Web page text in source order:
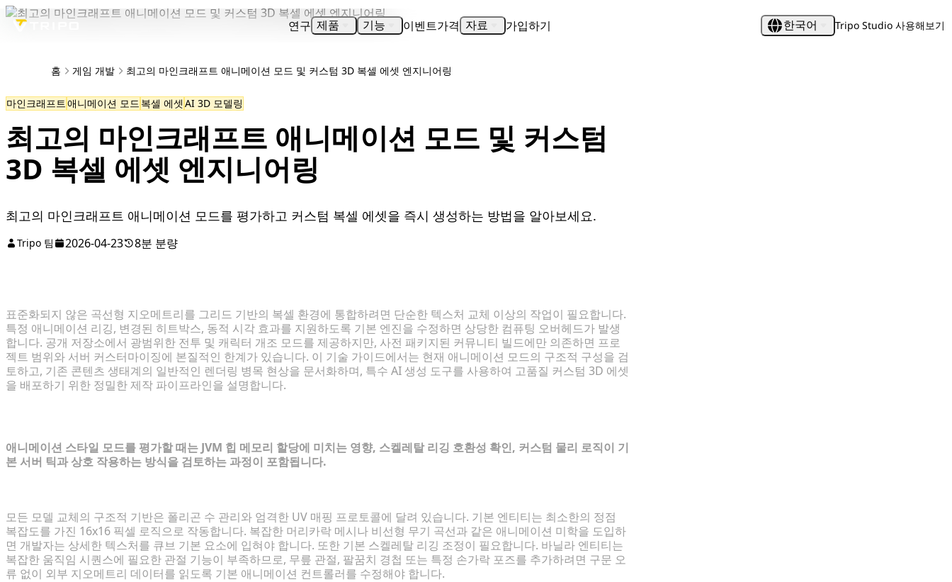
연구 제품 기능 이벤트가격 자료 가입하기 한국어 Tripo Studio 사용해보기
홈 게임 개발 최고의 마인크래프트 애니메이션 모드 및 커스텀 3D 복셀 에셋 엔지니어링
마인크래프트애니메이션 모드 복셀 에셋 AI 3D 모델링
최고의 마인크래프트 애니메이션 모드 및 커스텀
3D 복셀 에셋 엔지니어링
최고의 마인크래프트 애니메이션 모드를 평가하고 커스텀 복셀 에셋을 즉시 생성하는 방법을 알아보세요.
Tripo 팀 2026-04-23 8분 분량
표준화되지 않은 곡선형 지오메트리를 그리드 기반의 복셀 환경에 통합하려면 단순한 텍스처 교체 이상의 작업이 필요합니다.
특정 애니메이션 리깅, 변경된 히트박스, 동적 시각 효과를 지원하도록 기본 엔진을 수정하면 상당한 컴퓨팅 오버헤드가 발생
합니다. 공개 저장소에서 광범위한 전투 및 캐릭터 개조 모드를 제공하지만, 사전 패키지된 커뮤니티 빌드에만 의존하면 프로
젝트 범위와 서버 커스터마이징에 본질적인 한계가 있습니다. 이 기술 가이드에서는 현재 애니메이션 모드의 구조적 구성을 검
토하고, 기존 콘텐츠 생태계의 일반적인 렌더링 병목 현상을 문서화하며, 특수 AI 생성 도구를 사용하여 고품질 커스텀 3D 에셋
을 배포하기 위한 정밀한 제작 파이프라인을 설명합니다.
애니메이션 스타일 모드를 평가할 때는 JVM 힙 메모리 할당에 미치는 영향, 스켈레탈 리깅 호환성 확인, 커스텀 물리 로직이 기
본 서버 틱과 상호 작용하는 방식을 검토하는 과정이 포함됩니다.
모든 모델 교체의 구조적 기반은 폴리곤 수 관리와 엄격한 UV 매핑 프로토콜에 달려 있습니다. 기본 엔티티는 최소한의 정점
복잡도를 가진 16x16 픽셀 로직으로 작동합니다. 복잡한 머리카락 메시나 비선형 무기 곡선과 같은 애니메이션 미학을 도입하
면 개발자는 상세한 텍스처를 큐브 기본 요소에 입혀야 합니다. 또한 기본 스켈레탈 리깅 조정이 필요합니다. 바닐라 엔티티는
복잡한 움직임 시퀀스에 필요한 관절 기능이 부족하므로, 무릎 관절, 팔꿈치 경첩 또는 특정 손가락 포즈를 추가하려면 구문 오
류 없이 외부 지오메트리 데이터를 읽도록 기본 애니메이션 컨트롤러를 수정해야 합니다.